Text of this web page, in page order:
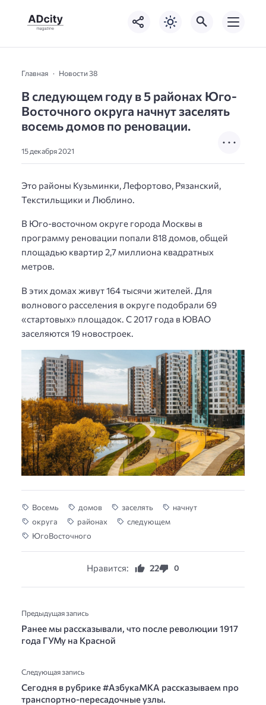
Главная Новости 38
В следующем году в 5 районах Юго-
Восточного округа начнут заселять
восемь домов по реновации.
15 декабря 2021
Это районы Кузьминки, Лефортово, Рязанский,
Текстильщики и Люблино.
В Юго-восточном округе города Москвы в
программу реновации попали 818 домов, общей
площадью квартир 2,7 миллиона квадратных
метров.
В этих домах живут 164 тысячи жителей. Для
волнового расселения в округе подобрали 69
«стартовых» площадок. С 2017 года в ЮВАО
заселяются 19 новостроек.
Восемь домов заселять
начнут
округа
районах
следующем
ЮгоВосточного
Нравится: 22 0
Предыдущая запись
Ранее мы рассказывали, что после революции 1917
года ГУМу на Красной
Следующая запись
Сегодня в рубрике #АзбукаМКА рассказываем про
транспортно-пересадочные узлы.